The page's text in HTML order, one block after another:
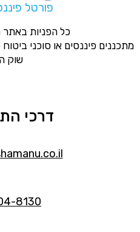
פורטל
כל הפניות באתר
מתכננים פיננסים או סוכני
שוק
דרכי
8130